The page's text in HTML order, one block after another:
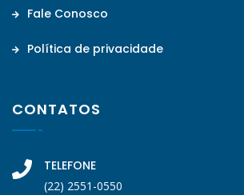
Fale Conosco
Política de privacidade
CONTATOS
TELEFONE
(22) 2551-0550